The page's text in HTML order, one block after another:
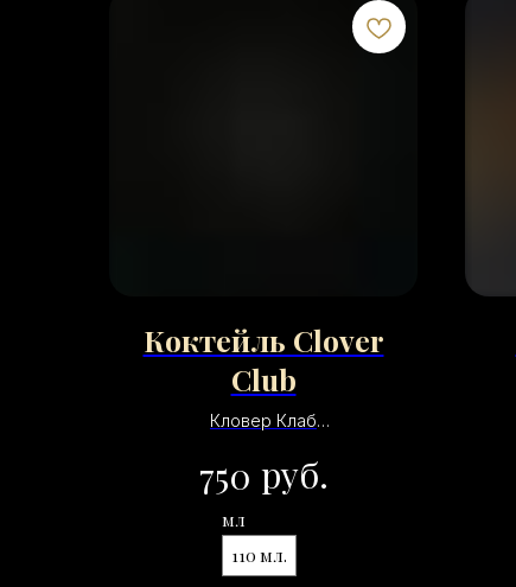
Коктейль Clover
Club
Кловер Клаб
сок лимона белок
750 руб.
мл
110 мл.